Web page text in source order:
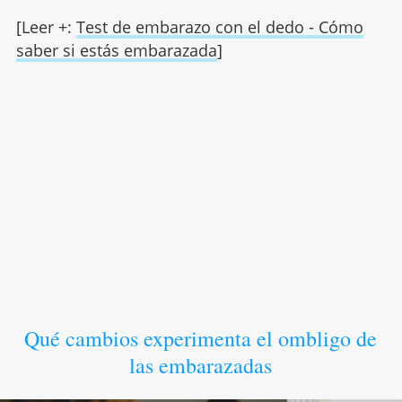
[Leer +: Test de embarazo con el dedo - Cómo
saber si estás embarazada]
Qué cambios experimenta el ombligo de
las embarazadas